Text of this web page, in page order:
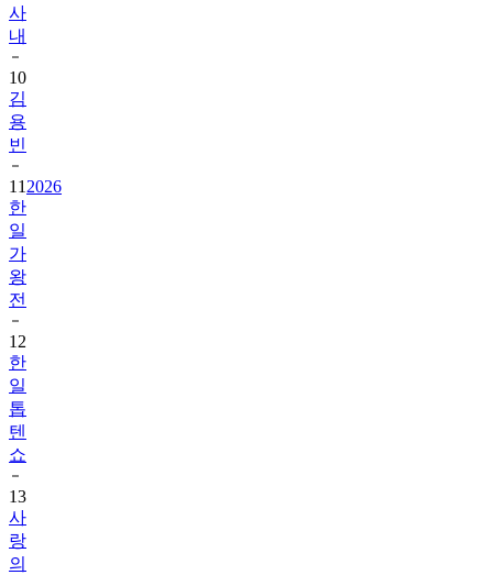
사
내
10
김
용
빈
11 2026
한
일
가
왕
전
12
한
일
톱
텐
쇼
13
사
랑
의